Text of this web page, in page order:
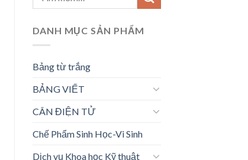
kiếm:
DANH MỤC SẢN PHẨM
Bảng từ trắng
BẢNG VIẾT
CÂN ĐIỆN TỬ
Chế Phẩm Sinh Học-Vi Sinh
Dịch vụ Khoa học Kỹ thuật